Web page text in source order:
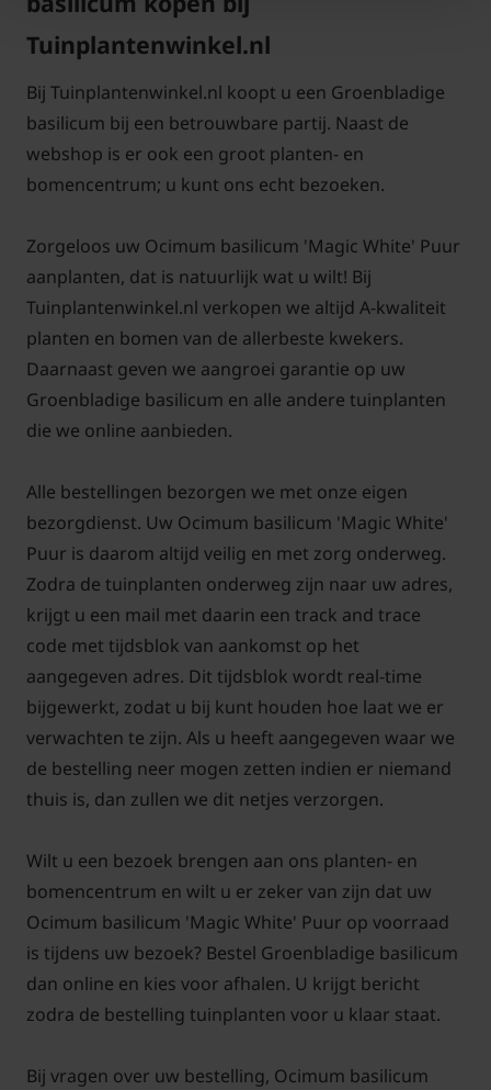
Groenbladige basilicum past goed in
de volgende gerechten
Pesto, tomaat, mozzarella, salades, lamsvlees,
kalfsvlees, kip, groenten- en kippensoep en
groenbladige basilicum simpelweg erg mooi.
Gebruik:blad, bloemknop en bloem.
Ocimum basilicum 'Magic White' Puur is een
bladverliezende kruidenplant. Deze Groenbladige
basilicum bloeit van augustus t/m september met
witte bloemen, wordt uiteindelijk ongeveer 40 cm
hoog en staat bij voorkeur in de zon.
Tuinplantenwinkel.nl is voor de verkoop van deze
biologisch geteelde kruidenplanten
gecertificeerd door SKAL onder SKAL-nummer
Tuinplantenwinkel.nl
Bij Tuinplantenwinkel.nl koopt u een Groenbladige
basilicum bij een betrouwbare partij. Naast de
webshop is er ook een groot planten- en
bomencentrum; u kunt ons echt bezoeken.
Zorgeloos uw Ocimum basilicum 'Magic White' Puur
aanplanten, dat is natuurlijk wat u wilt! Bij
Tuinplantenwinkel.nl verkopen we altijd A-kwaliteit
planten en bomen van de allerbeste kwekers.
Daarnaast geven we aangroei garantie op uw
Groenbladige basilicum en alle andere tuinplanten
die we online aanbieden.
Alle bestellingen bezorgen we met onze eigen
bezorgdienst. Uw Ocimum basilicum 'Magic White'
Puur is daarom altijd veilig en met zorg onderweg.
Zodra de tuinplanten onderweg zijn naar uw adres,
krijgt u een mail met daarin een track and trace
code met tijdsblok van aankomst op het
aangegeven adres. Dit tijdsblok wordt real-time
bijgewerkt, zodat u bij kunt houden hoe laat we er
verwachten te zijn. Als u heeft aangegeven waar we
de bestelling neer mogen zetten indien er niemand
thuis is, dan zullen we dit netjes verzorgen.
Wilt u een bezoek brengen aan ons planten- en
bomencentrum en wilt u er zeker van zijn dat uw
Ocimum basilicum 'Magic White' Puur op voorraad
is tijdens uw bezoek? Bestel Groenbladige basilicum
dan online en kies voor afhalen. U krijgt bericht
zodra de bestelling tuinplanten voor u klaar staat.
Bij vragen over uw bestelling, Ocimum basilicum